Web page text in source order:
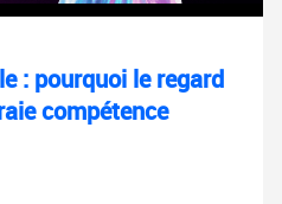
: pourquoi le regard
compétence